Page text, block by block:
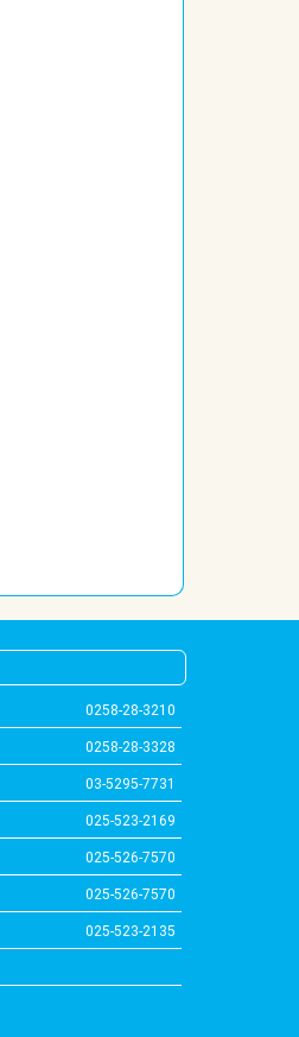
0258-28-3210
0258-28-3328
03-5295-7731
025-523-2169
025-526-7570
025-526-7570
025-523-2135